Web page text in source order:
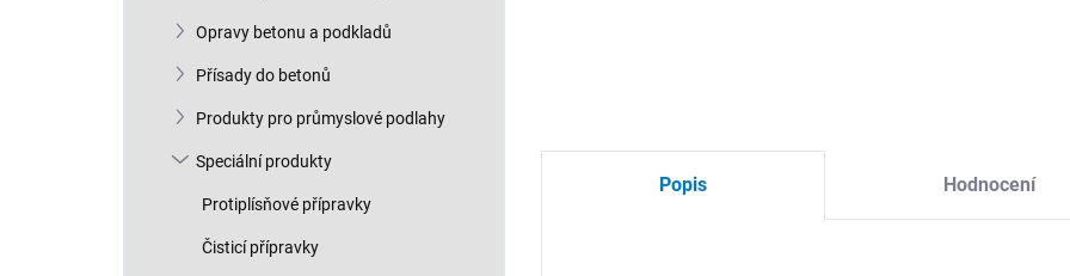
Opravy betonu a podkladů
Přísady do betonů
Produkty pro průmyslové podlahy
Speciální produkty
Protiplísňové přípravky
Čisticí přípravky
Popis Hodnocení